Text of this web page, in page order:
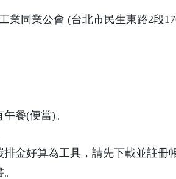
業同業公會 (台北市民生東路2段
餐(便當)。
金好算為工具，請先下載並註冊